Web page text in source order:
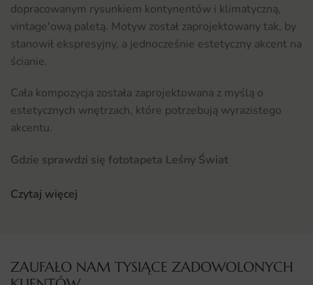
dopracowanym rysunkiem kontynentów i klimatyczną,
vintage'ową paletą. Motyw został zaprojektowany tak, by
stanowił ekspresyjny, a jednocześnie estetyczny akcent na
ścianie.
Cała kompozycja została zaprojektowana z myślą o
estetycznych wnętrzach, które potrzebują wyrazistego
akcentu.
Gdzie sprawdzi się fototapeta Leśny Świat
jak i ciemniejszych aranżacjach. Dobrze wygląda na ścianie
Jeśli szukasz inspiracji do konkretnego pomieszczenia,
Czytaj więcej
ZAUFAŁO NAM TYSIĄCE ZADOWOLONYCH